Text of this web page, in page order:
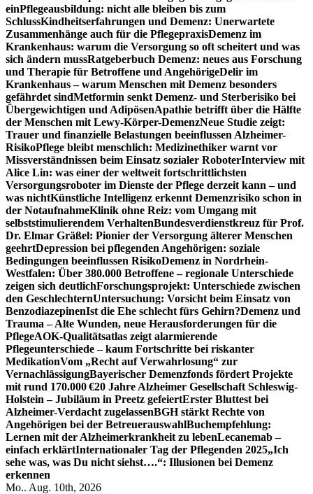
einPflegeausbildung: nicht alle bleiben bis zum
SchlussKindheitserfahrungen und Demenz: Unerwartete
Zusammenhänge auch für die PflegepraxisDemenz im
Krankenhaus: warum die Versorgung so oft scheitert und was
sich ändern mussRatgeberbuch Demenz: neues aus Forschung
und Therapie für Betroffene und AngehörigeDelir im
Krankenhaus – warum Menschen mit Demenz besonders
gefährdet sindMetformin senkt Demenz- und Sterberisiko bei
Übergewichtigen und AdipösenApathie betrifft über die Hälfte
der Menschen mit Lewy-Körper-DemenzNeue Studie zeigt:
Trauer und finanzielle Belastungen beeinflussen Alzheimer-
RisikoPflege bleibt menschlich: Medizinethiker warnt vor
Missverständnissen beim Einsatz sozialer RoboterInterview mit
Alice Lin: was einer der weltweit fortschrittlichsten
Versorgungsroboter im Dienste der Pflege derzeit kann – und
was nichtKünstliche Intelligenz erkennt Demenzrisiko schon in
der NotaufnahmeKlinik ohne Reiz: vom Umgang mit
selbststimulierendem VerhaltenBundesverdienstkreuz für Prof.
Dr. Elmar Gräßel: Pionier der Versorgung älterer Menschen
geehrtDepression bei pflegenden Angehörigen: soziale
Bedingungen beeinflussen RisikoDemenz in Nordrhein-
Westfalen: Über 380.000 Betroffene – regionale Unterschiede
zeigen sich deutlichForschungsprojekt: Unterschiede zwischen
den GeschlechternUntersuchung: Vorsicht beim Einsatz von
BenzodiazepinenIst die Ehe schlecht fürs Gehirn?Demenz und
Trauma – Alte Wunden, neue Herausforderungen für die
PflegeAOK-Qualitätsatlas zeigt alarmierende
Pflegeunterschiede – kaum Fortschritte bei riskanter
MedikationVom „Recht auf Verwahrlosung“ zur
VernachlässigungBayerischer Demenzfonds fördert Projekte
mit rund 170.000 €20 Jahre Alzheimer Gesellschaft Schleswig-
Holstein – Jubiläum in Preetz gefeiertErster Bluttest bei
Alzheimer-Verdacht zugelassenBGH stärkt Rechte von
Angehörigen bei der BetreuerauswahlBuchempfehlung:
Lernen mit der Alzheimerkrankheit zu lebenLecanemab –
einfach erklärtInternationaler Tag der Pflegenden 2025„Ich
sehe was, was Du nicht siehst….“: Illusionen bei Demenz
erkennen
Mo.. Aug. 10th, 2026